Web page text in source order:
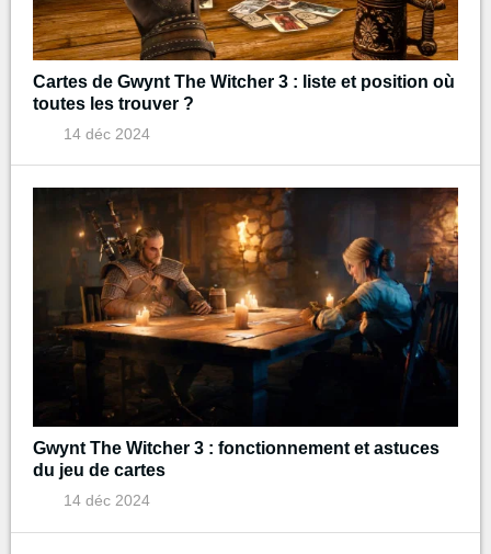
Cartes de Gwynt The Witcher 3 : liste et position où
toutes les trouver ?
14 déc 2024
Gwynt The Witcher 3 : fonctionnement et astuces
du jeu de cartes
14 déc 2024